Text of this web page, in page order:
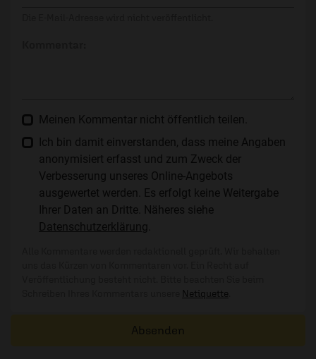
Meinen Kommentar nicht öffentlich teilen.
Ich bin damit einverstanden, dass meine Angaben
anonymisiert erfasst und zum Zweck der
Verbesserung unseres Online-Angebots
ausgewertet werden. Es erfolgt keine Weitergabe
Ihrer Daten an Dritte. Näheres siehe
Datenschutzerklärung
Netiquette
Absenden